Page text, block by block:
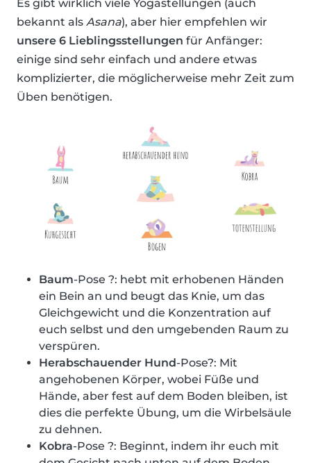
Es gibt wirklich viele Yogastellungen (auch
bekannt als Asana), aber hier empfehlen wir
unsere 6 Lieblingsstellungen für Anfänger:
einige sind sehr einfach und andere etwas
komplizierter, die möglicherweise mehr Zeit zum
Üben benötigen.
Baum-Pose ?: hebt mit erhobenen Händen
ein Bein an und beugt das Knie, um das
Gleichgewicht und die Konzentration auf
euch selbst und den umgebenden Raum zu
verspüren.
Herabschauender Hund-Pose?: Mit
angehobenen Körper, wobei Füße und
Hände, aber fest auf dem Boden bleiben, ist
dies die perfekte Übung, um die Wirbelsäule
zu dehnen.
Kobra-Pose ?: Beginnt, indem ihr euch mit